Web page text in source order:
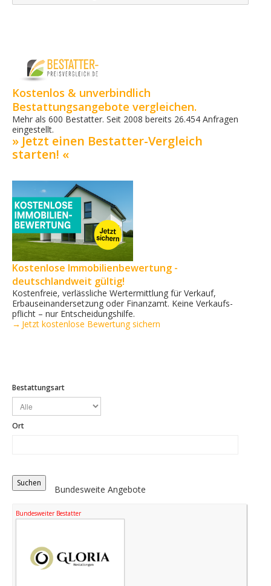
Kostenlos & unverbindlich
Bestattungsangebote vergleichen.
Mehr als 600 Bestatter. Seit 2008 bereits 26.454 Anfragen
eingestellt.
» Jetzt einen Bestatter-Vergleich
starten! «
Kostenlose Immobilienbewertung -
deutschlandweit gültig!
Kostenfreie, verlässliche Wertermittlung für Verkauf,
Erbauseinandersetzung oder Finanzamt. Keine Verkaufs­
pflicht – nur Entscheidungshilfe.
→ Jetzt kostenlose Bewertung sichern
Bestattungsart
Ort
Bundesweite Angebote
Bundesweiter Bestatter